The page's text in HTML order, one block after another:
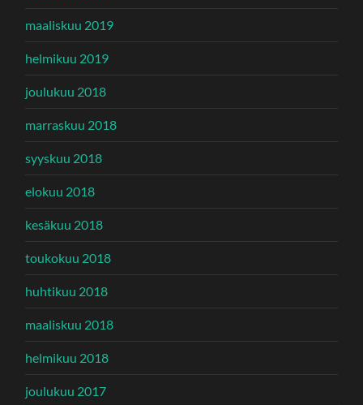
maaliskuu 2019
helmikuu 2019
joulukuu 2018
marraskuu 2018
syyskuu 2018
elokuu 2018
kesäkuu 2018
toukokuu 2018
huhtikuu 2018
maaliskuu 2018
helmikuu 2018
joulukuu 2017